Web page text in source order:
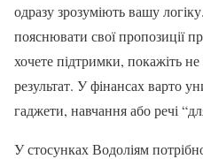
одразу зрозуміють вашу
пояснювати свої пропозиції
хочете підтримки, покажіть
результат. У фінансах варто
гаджети, навчання або речі
У стосунках Водоліям